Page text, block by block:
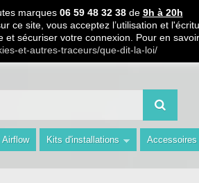
marques06 59 48 32 38de 9h à 20h
ce site, vous acceptez l’utilisation et
sécuriser votre connexion. Pour en
et-autres-traceurs/que-dit-la-loi/
/ Paiement en 3 X ou 4 X sans frais
Prix du Web les Conseils en plus avec
Airflow Kits d'installations Accessoires